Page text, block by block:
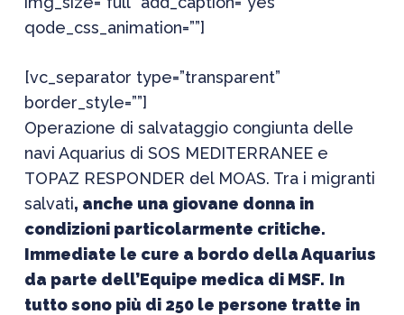
qode_css_animation=””]
[vc_separator type=”transparent”
border_style=””]
Operazione di salvataggio congiunta delle
navi Aquarius di SOS MEDITERRANEE e
TOPAZ RESPONDER del MOAS. Tra i migranti
salvati, anche una giovane donna in
condizioni particolarmente critiche.
Immediate le cure a bordo della Aquarius
da parte dell’Equipe medica di MSF. In
tutto sono più di 250 le persone tratte in